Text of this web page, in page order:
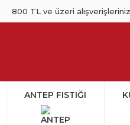
800 TL ve üzeri
ANTEP FISTIĞI